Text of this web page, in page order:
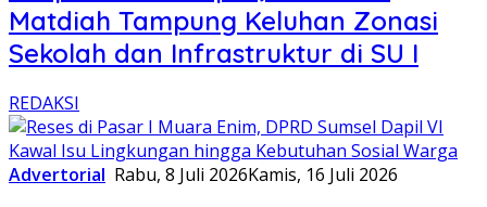
Matdiah Tampung Keluhan Zonasi
Sekolah dan Infrastruktur di SU I
REDAKSI
Advertorial Rabu, 8 Juli 2026Kamis, 16 Juli 2026